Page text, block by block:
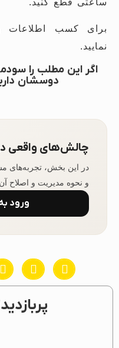
برای کسب اطلاعات
نمایید.
اگر این مطلب را
دوسشان
چالش‌های واقعی
در این بخش، تجربه‌های
و نحوه مدیریت و اصلاح
ورود